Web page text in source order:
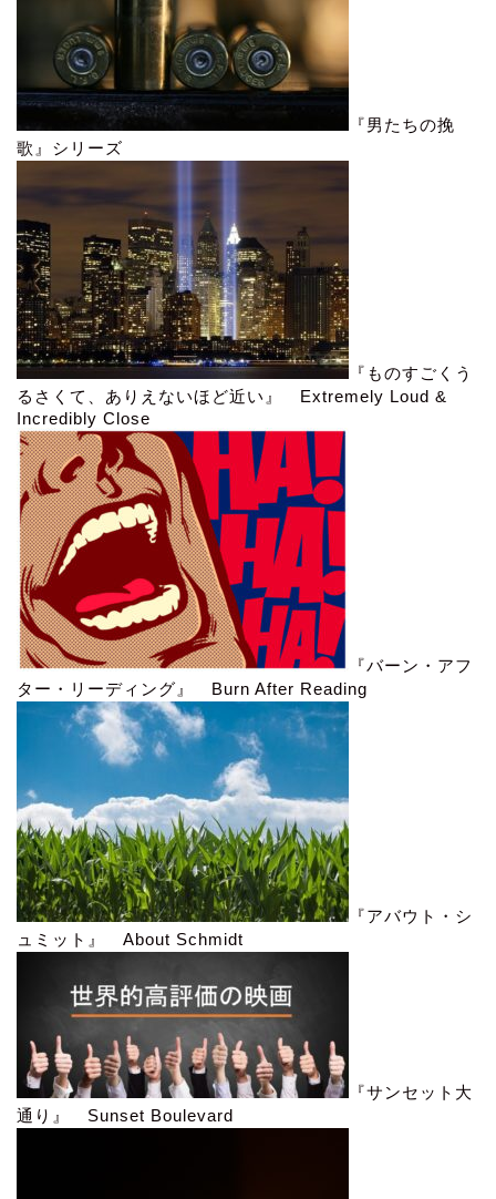
『男たちの挽
歌』シリーズ
『ものすごくう
るさくて、ありえないほど近い』 Extremely Loud &
Incredibly Close
『バーン・アフ
ター・リーディング』 Burn After Reading
『アバウト・シ
ュミット』 About Schmidt
『サンセット大
通り』 Sunset Boulevard